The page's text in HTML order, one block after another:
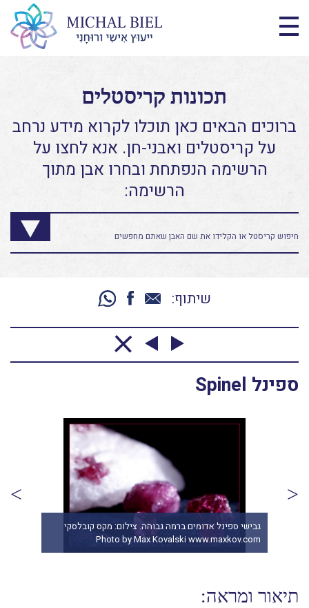
תכונות קריסטלים
ברוכים הבאים כאן תוכלו לקרוא מידע נרחב
על קריסטלים ואבני-חן. אנא לחצו על
הרשימה הנפתחת ובחרו אבן מתוך
הרשימה:
שיתוף:
ספינל Spinel
שרשרת מחרוזי ספינל. מהאתר של סטונאייג.
www.stoneage.co.il צילום: שני תודר photo: Shani
Toder
תיאור ומראה: